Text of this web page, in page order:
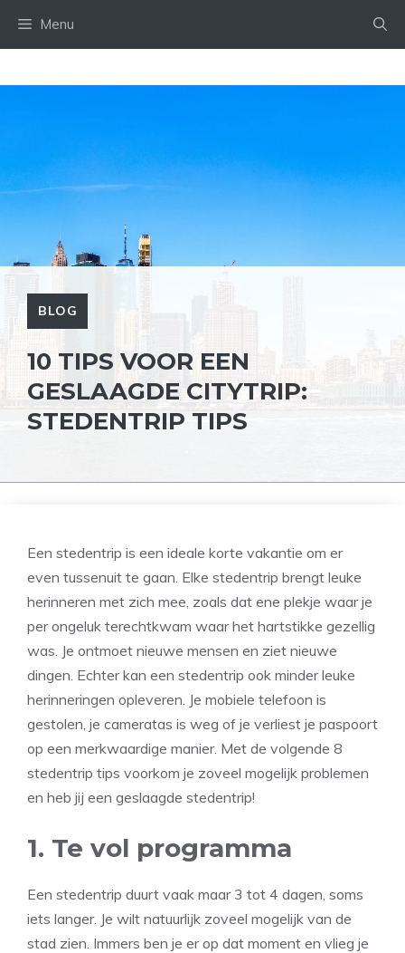
inhoud
Menu
BLOG
10 TIPS VOOR EEN
GESLAAGDE CITYTRIP:
STEDENTRIP TIPS
Een stedentrip is een ideale korte vakantie om er
even tussenuit te gaan. Elke stedentrip brengt leuke
herinneren met zich mee, zoals dat ene plekje waar je
per ongeluk terechtkwam waar het hartstikke gezellig
was. Je ontmoet nieuwe mensen en ziet nieuwe
dingen. Echter kan een stedentrip ook minder leuke
herinneringen opleveren. Je mobiele telefoon is
gestolen, je cameratas is weg of je verliest je paspoort
op een merkwaardige manier. Met de volgende 8
stedentrip tips voorkom je zoveel mogelijk problemen
en heb jij een geslaagde stedentrip!
1. Te vol programma
Een stedentrip duurt vaak maar 3 tot 4 dagen, soms
iets langer. Je wilt natuurlijk zoveel mogelijk van de
stad zien. Immers ben je er op dat moment en vlieg je